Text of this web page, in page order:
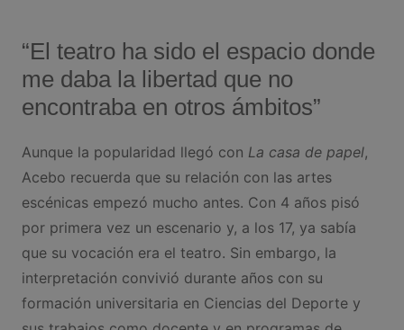
“El teatro ha sido el espacio donde
me daba la libertad que no
encontraba en otros ámbitos”
Aunque la popularidad llegó con La casa de papel,
Acebo recuerda que su relación con las artes
escénicas empezó mucho antes. Con 4 años pisó
por primera vez un escenario y, a los 17, ya sabía
que su vocación era el teatro. Sin embargo, la
interpretación convivió durante años con su
formación universitaria en Ciencias del Deporte y